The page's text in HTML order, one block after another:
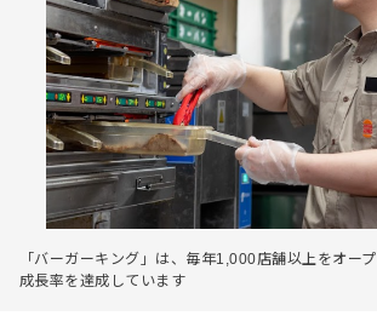
「バーガーキング」は、毎年1,000店舗以上をオー
成長率を達成しています